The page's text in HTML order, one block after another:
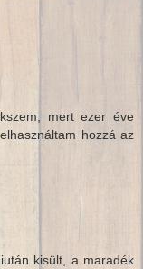
mert ezer éve
hozzá az
kisült, a maradék